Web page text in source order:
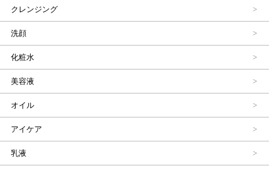
クレンジング
洗顔
化粧水
美容液
オイル
アイケア
乳液